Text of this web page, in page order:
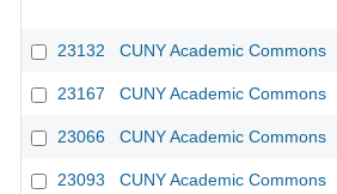
23132 CUNY Academic Commons
23167 CUNY Academic Commons
23066 CUNY Academic Commons
23093 CUNY Academic Commons